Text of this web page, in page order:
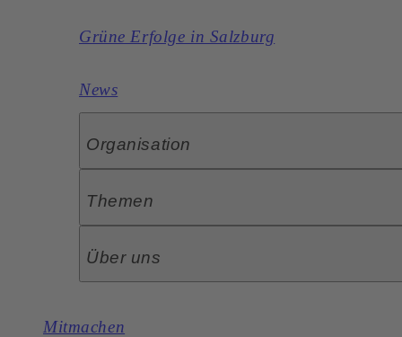
Grüne Erfolge in Salzburg
News
Organisation
Themen
Über uns
Mitmachen